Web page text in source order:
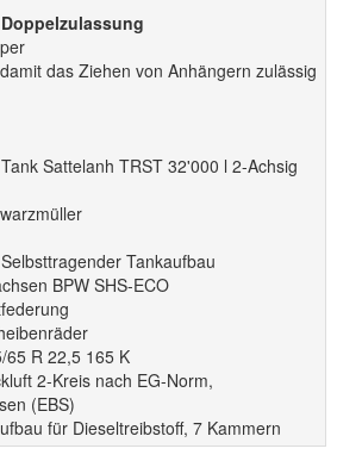
das Ziehen von Anhängern zulässig
Tank Sattelanh TRST 32'000 l 2-Achsig
Selbsttragender Tankaufbau
BPW SHS-ECO
65 R 22,5 165 K
2-Kreis nach EG-Norm,
(EBS)
für Dieseltreibstoff, 7 Kammern